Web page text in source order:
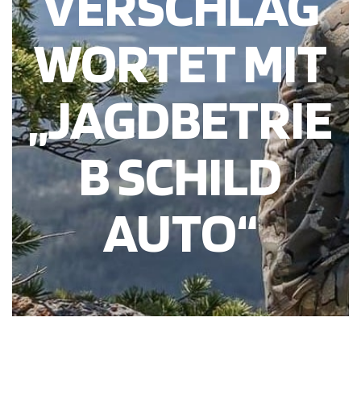
WORTET MIT
„JAGDBETRIE
B SCHILD
AUTO“